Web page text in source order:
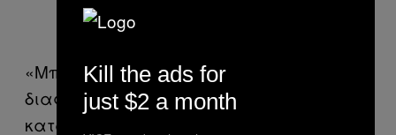
«Μπορώ μόνο να υποθέσω ότι οι
διαφορές δημιουργούνται γύρω από το
κατά πόσο ένας διάσημος “χρειάζεται”,
Kill the ads for
just $2 a month